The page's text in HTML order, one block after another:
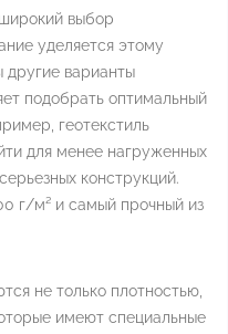
выбор
уделяется этому
другие варианты
подобрать оптимальный
геотекстиль
для менее нагруженных
конструкций.
г/м² и самый прочный из
не только плотностью,
имеют специальные